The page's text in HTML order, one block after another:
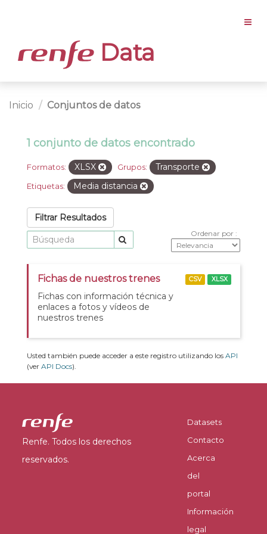
Data
Inicio Conjuntos de datos
1 conjunto de datos encontrado
Formatos: XLSX Grupos: Transporte
Etiquetas: Media distancia
Filtrar Resultados
Ordenar por
Fichas de nuestros trenes
Fichas con información técnica y
enlaces a fotos y vídeos de
nuestros trenes
CSV XLSX
Usted también puede acceder a este registro utilizando los API
(ver API Docs).
Renfe. Todos los derechos
reservados.
Datasets
Contacto
Acerca
del
portal
Información
legal